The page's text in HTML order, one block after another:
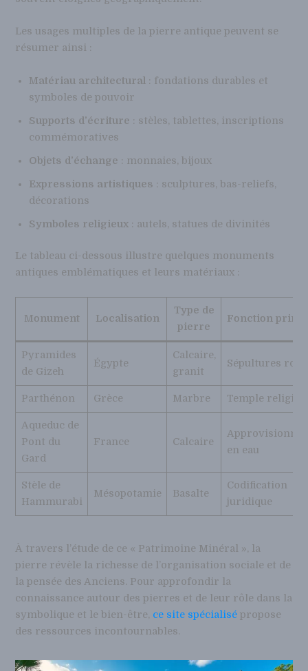
Les usages multiples de la pierre antique peuvent se
résumer ainsi :
Matériau architectural : fondations durables et
symboles de pouvoir
Supports d’écriture : stèles, tablettes, inscriptions
commémoratives
Objets d’échange : monnaies, bijoux
Expressions artistiques : sculptures, bas-reliefs,
décorations
Symboles religieux : autels, statues de divinités
Le tableau ci-dessous illustre quelques monuments
antiques emblématiques et leurs matériaux :
Monument Localisation
Type de
pierre
Fonction
Pyramides
de Gizeh
Égypte
Calcaire,
granit
Sépultures
Parthénon Grèce Marbre Temple
Aqueduc de
Pont du
Gard
France Calcaire
en eau
Stèle de
Hammurabi
Mésopotamie Basalte
Codification
juridique
À travers l’étude de ce « Patrimoine Minéral », la
pierre révèle la richesse de l’organisation sociale et de
la pensée des Anciens. Pour approfondir la
connaissance autour des pierres et de leur rôle dans la
symbolique et le bien-être, ce site spécialisé propose
des ressources incontournables.